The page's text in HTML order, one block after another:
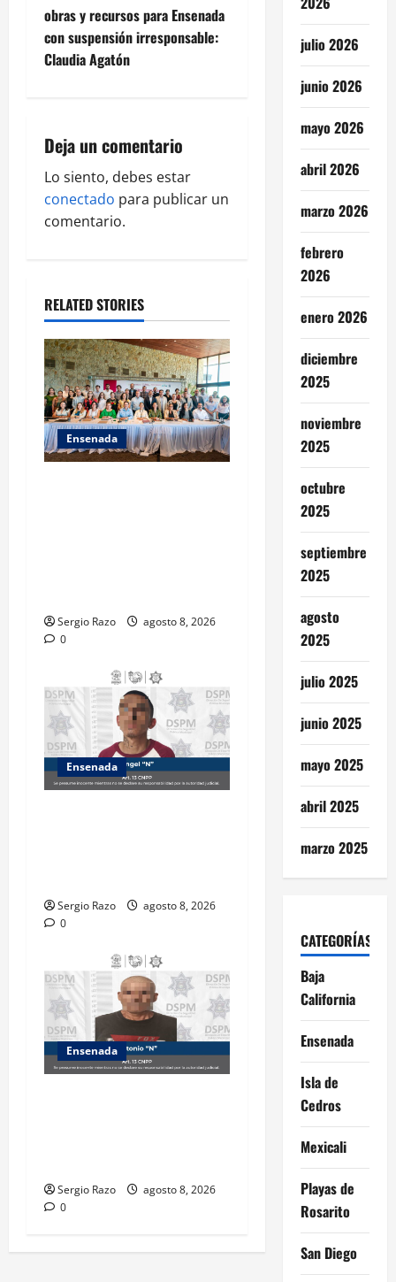
n
a
g
a
t
o
n
obras y recursos para Ensenada
con suspensión irresponsable:
Claudia Agatón
Deja un comentario
Lo siento, debes estar
conectado para publicar un
comentario.
RELATED STORIES
Ensenada
Sergio Razo
agosto 8, 2026
0
Ensenada
Sergio Razo
agosto 8, 2026
0
Ensenada
Sergio Razo
agosto 8, 2026
0
julio 2026
junio 2026
mayo 2026
abril 2026
marzo 2026
febrero
2026
enero 2026
diciembre
2025
noviembre
2025
octubre
2025
septiembre
2025
agosto
2025
julio 2025
junio 2025
mayo 2025
abril 2025
marzo 2025
CATEGORÍAS
Baja
California
Ensenada
Isla de
Cedros
Mexicali
Playas de
Rosarito
San Diego